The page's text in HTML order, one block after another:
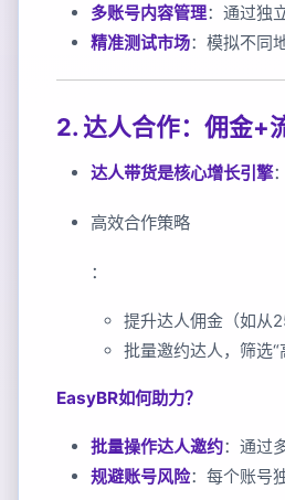
多账号内容管理：通过独
精准测试市场：模拟不同
2. 达人合作：佣金+
达人带货是核心增长引擎
高效合作策略
：
提升达人佣金（如从
批量邀约达人，筛选“
EasyBR如何助力？
批量操作达人邀约：通过
规避账号风险：每个账号